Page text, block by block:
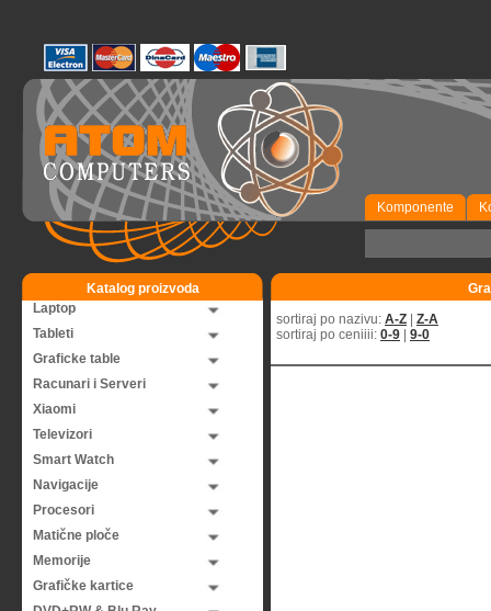
Komponente
Katalog proizvoda
Laptop
Tableti
Graficke table
Racunari i Serveri
Xiaomi
Televizori
Smart Watch
Navigacije
Procesori
Matične ploče
Memorije
Grafičke kartice
sortiraj po nazivu: A-Z
Z-A
sortiraj po ceniiii: 0-9 9-0